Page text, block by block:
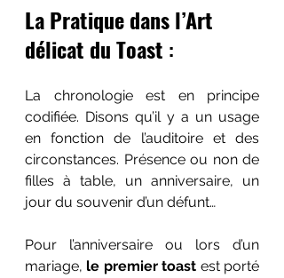
La Pratique dans l’Art
délicat du Toast :
La chronologie est en principe
codifiée. Disons qu’il y a un usage
en fonction de l’auditoire et des
circonstances. Présence ou non de
filles à table, un anniversaire, un
jour du souvenir d’un défunt…
Pour l’anniversaire ou lors d’un
mariage, le premier toast est porté